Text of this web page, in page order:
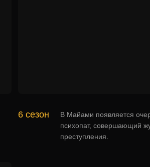
6 сезон
В Майами появляется
психопат, совершающий
преступления.